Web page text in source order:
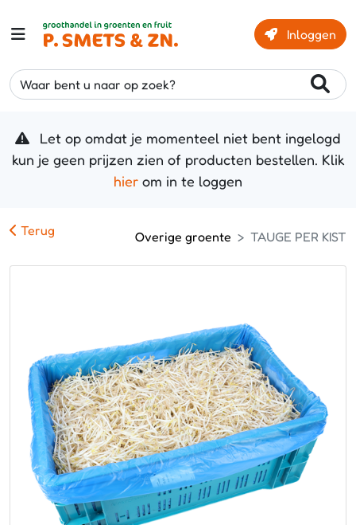
Inloggen
Waar bent u naar op zoek?
Let op omdat je momenteel niet bent ingelogd
kun je geen prijzen zien of producten bestellen. Klik
hier om in te loggen
Terug Overige groente TAUGE PER KIST